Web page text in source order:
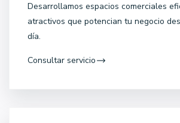
Desarrollamos espacios comerciales
atractivos que potencian tu negocio
día.
Consultar servicio